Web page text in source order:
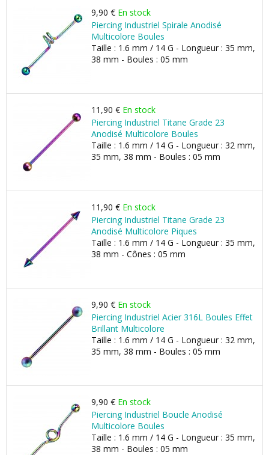
9,90 € En stock
Piercing Industriel Spirale Anodisé
Multicolore Boules
Taille : 1.6 mm / 14 G - Longueur : 35 mm,
38 mm - Boules : 05 mm
11,90 € En stock
Piercing Industriel Titane Grade 23
Anodisé Multicolore Boules
Taille : 1.6 mm / 14 G - Longueur : 32 mm,
35 mm, 38 mm - Boules : 05 mm
11,90 € En stock
Piercing Industriel Titane Grade 23
Anodisé Multicolore Piques
Taille : 1.6 mm / 14 G - Longueur : 35 mm,
38 mm - Cônes : 05 mm
9,90 € En stock
Piercing Industriel Acier 316L Boules Effet
Brillant Multicolore
Taille : 1.6 mm / 14 G - Longueur : 32 mm,
35 mm, 38 mm - Boules : 05 mm
9,90 € En stock
Piercing Industriel Boucle Anodisé
Multicolore Boules
Taille : 1.6 mm / 14 G - Longueur : 35 mm,
38 mm - Boules : 05 mm